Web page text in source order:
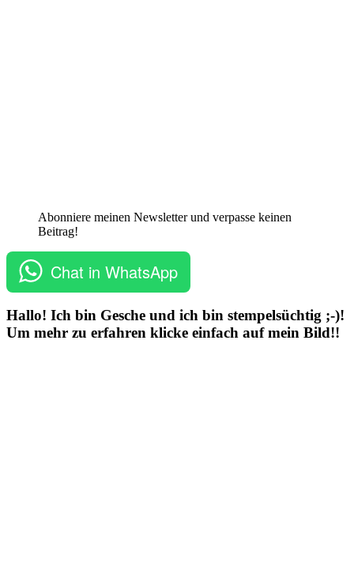
Abonniere meinen Newsletter und verpasse keinen
Beitrag!
Chat in WhatsApp
Hallo! Ich bin Gesche und ich bin stempelsüchtig ;-)!
Um mehr zu erfahren klicke einfach auf mein Bild!!